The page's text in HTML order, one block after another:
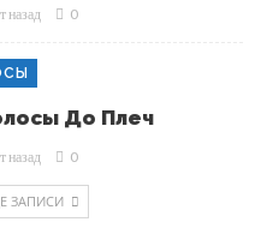
назад 0
До Плеч
назад 0
ЗАПИСИ